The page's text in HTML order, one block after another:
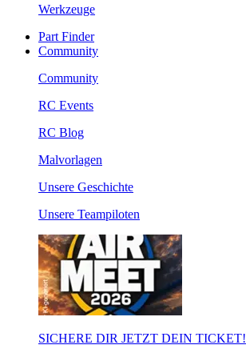
Werkzeuge
Part Finder
Community
Community
RC Events
RC Blog
Malvorlagen
Unsere Geschichte
Unsere Teampiloten
SICHERE DIR JETZT DEIN TICKET!